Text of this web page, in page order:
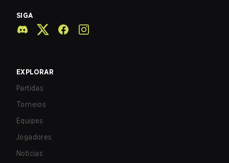
SIGA
EXPLORAR
Partidas
Torneios
Equipes
Jogadores
Notícias